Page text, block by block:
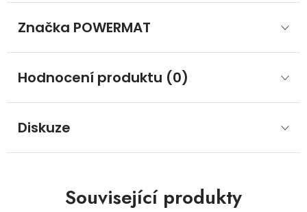
Značka POWERMAT
Hodnocení produktu (0)
Diskuze
Související produkty